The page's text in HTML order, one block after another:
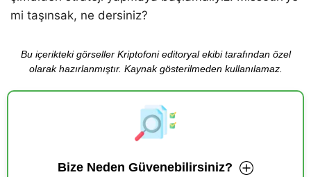
mi taşınsak, ne dersiniz?
Bu içerikteki görseller Kriptofoni editoryal ekibi tarafından özel
olarak hazırlanmıştır. Kaynak gösterilmeden kullanılamaz.
Bize Neden Güvenebilirsiniz?